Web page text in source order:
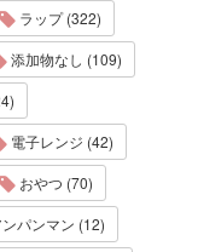
ラップ (322)
添加物なし (109)
電子レンジ (42)
おやつ (70)
ンパンマン (12)